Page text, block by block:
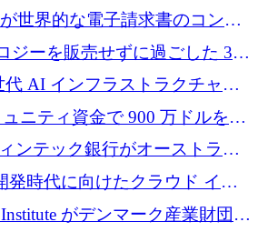
デルを構築するために 1,000
ードを獲得
世界的な電子請求書のコンプ
素化するために 131 万ユーロ
ジーを販売せずに過ごした 3D
のスタートアップを紹介しま
代 AI インフラストラクチャの
ために 2,600 万ドルを調達
ニティ資金で 900 万ドルを達
ラットフォームを開始
ンテック銀行がオーストラリ
金融業者に買収
発時代に向けたクラウド イン
ャを再構築するために 200 万
がデンマーク産業財団か